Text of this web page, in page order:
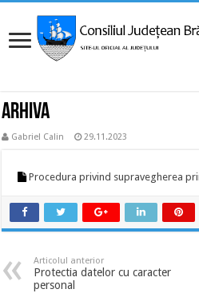
ARHIVA
Gabriel Calin 29.11.2023
Procedura privind supravegherea
Articolul anterior
Protectia datelor cu caracter
personal